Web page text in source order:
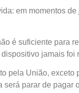
em momentos
é suficiente para
jamais
pela União,
parar de